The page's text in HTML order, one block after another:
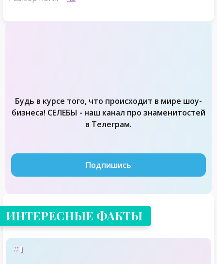
Будь в курсе того, что происходит в мире шоу-
бизнеса! СЕЛЕБЫ - наш канал про знаменитостей
в Телеграм.
Подпишись
ИНТЕРЕСНЫЕ ФАКТЫ
#1